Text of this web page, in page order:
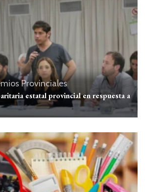
Provinciales
estatal provincial en respuesta a